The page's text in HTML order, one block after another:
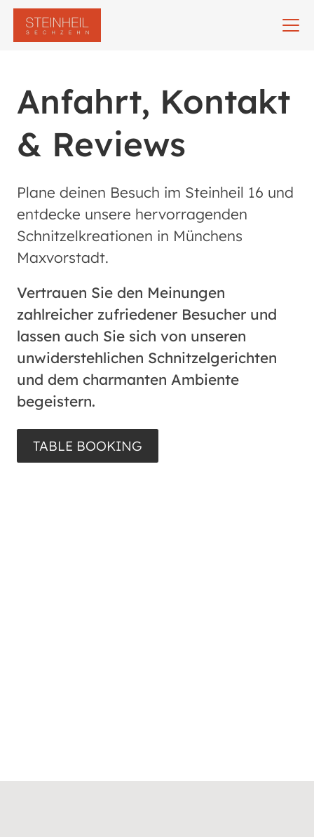
Anfahrt, Kontakt
& Reviews
Plane deinen Besuch im Steinheil 16 und
entdecke unsere hervorragenden
Schnitzelkreationen in Münchens
Maxvorstadt.
Vertrauen Sie den Meinungen
zahlreicher zufriedener Besucher und
lassen auch Sie sich von unseren
unwiderstehlichen Schnitzelgerichten
und dem charmanten Ambiente
begeistern.
TABLE BOOKING